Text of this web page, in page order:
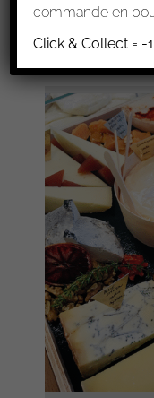
commande en
Click & Collect = -